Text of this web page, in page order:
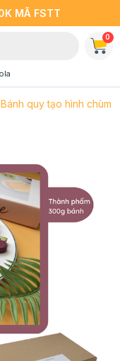
MÃ FSTT
0
quy tạo hình chùm